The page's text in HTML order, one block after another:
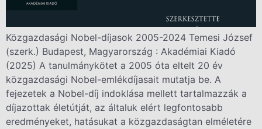
Közgazdasági Nobel-díjasok 2005-2024 Temesi József
(szerk.) Budapest, Magyarország : Akadémiai Kiadó
(2025) A tanulmánykötet a 2005 óta eltelt 20 év
közgazdasági Nobel-emlékdíjasait mutatja be. A
fejezetek a Nobel-díj indoklása mellett tartalmazzák a
díjazottak életútját, az általuk elért legfontosabb
eredményeket, hatásukat a közgazdaságtan elméletére